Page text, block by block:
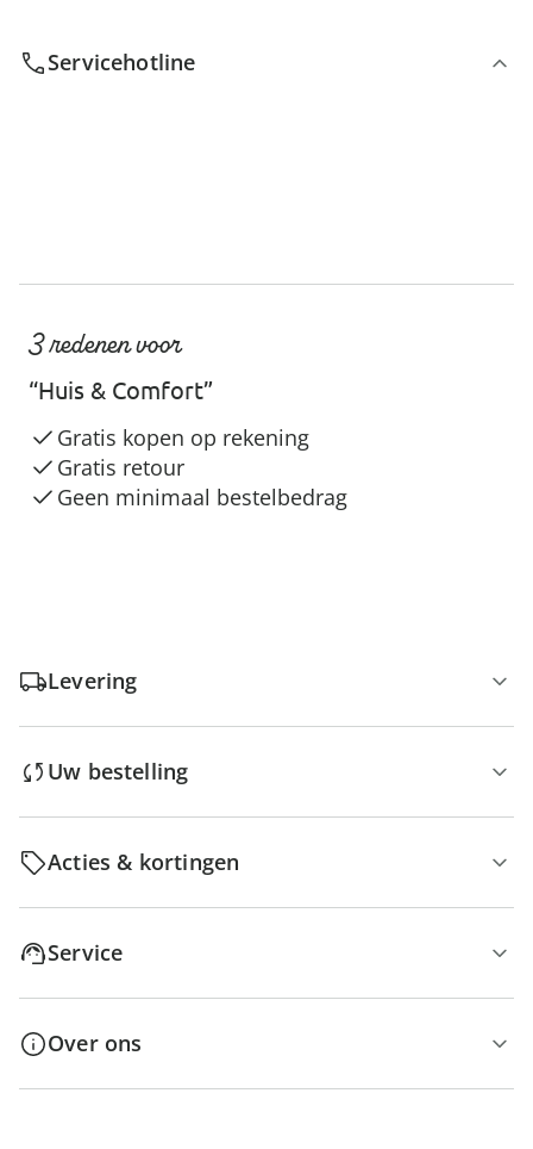
Servicehotline
3 redenen voor
“Huis & Comfort”
Gratis kopen op rekening
Gratis retour
Geen minimaal bestelbedrag
Levering
Uw bestelling
Acties & kortingen
Service
Over ons